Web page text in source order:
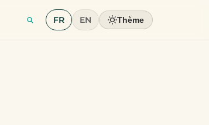
FR EN Thème